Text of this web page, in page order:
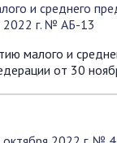
и среднего
2022 г. № АБ-13
малого и
от 30